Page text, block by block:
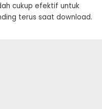
cukup efektif untuk
terus saat download.